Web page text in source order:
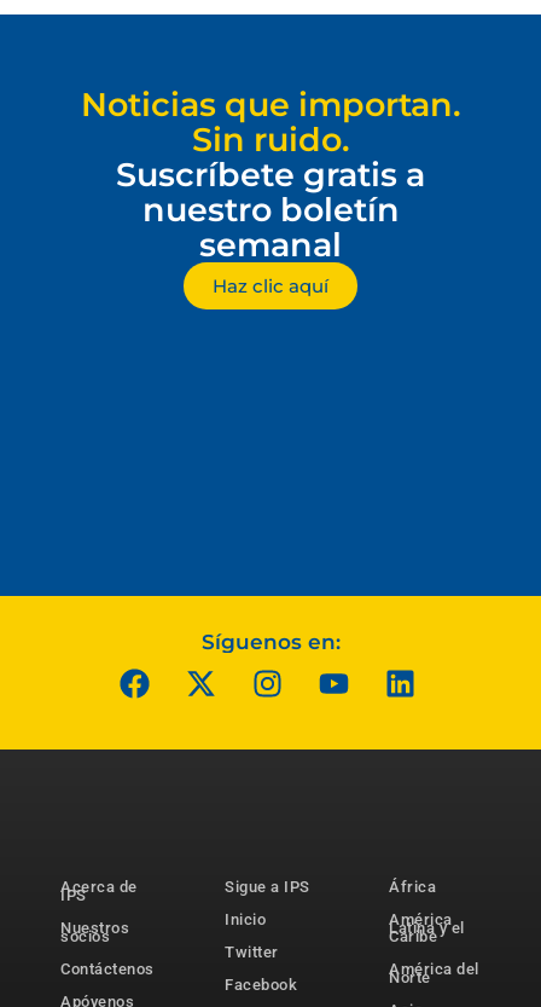
Noticias que importan.
Sin ruido.
Suscríbete gratis a
nuestro boletín
semanal
Haz clic aquí
Síguenos en:
Acerca de
IPS
Nuestros
socios
Contáctenos
Apóyenos
Sigue a IPS
Inicio
Twitter
Facebook
África
América
Latina y el
Caribe
América del
Norte